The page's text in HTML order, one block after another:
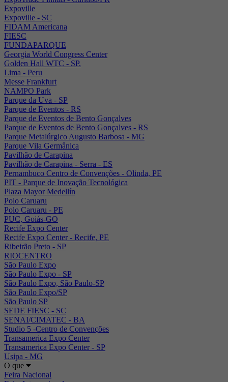
Expoville
Expoville - SC
FIDAM Americana
FIESC
FUNDAPARQUE
Georgia World Congress Center
Golden Hall WTC - SP.
Lima - Peru
Messe Frankfurt
NAMPO Park
Parque da Uva - SP
Parque de Eventos - RS
Parque de Eventos de Bento Gonçalves
Parque de Eventos de Bento Gonçalves - RS
Parque Metalúrgico Augusto Barbosa - MG
Parque Vila Germânica
Pavilhão de Carapina
Pavilhão de Carapina - Serra - ES
Pernambuco Centro de Convenções - Olinda, PE
PIT - Parque de Inovação Tecnológica
Plaza Mayor Medellín
Polo Caruaru
Polo Caruaru - PE
PUC, Goiás-GO
Recife Expo Center
Recife Expo Center - Recife, PE
Ribeirão Preto - SP
RIOCENTRO
São Paulo Expo
São Paulo Expo - SP
São Paulo Expo, São Paulo-SP
São Paulo Expo/SP
São Paulo SP
SEDE FIESC - SC
SENAI/CIMATEC - BA
Studio 5 -Centro de Convenções
Transamerica Expo Center
Transamerica Expo Center - SP
Usipa - MG
O que
Feira Nacional